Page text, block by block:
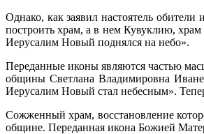
Однако, как заявил настоятель
построить храм, а в нем Кувуклию,
Иерусалим Новый поднялся на небо».
Переданные иконы являются частью
общины Светлана Владимировна
Иерусалим Новый стал небесным».
Сожженный храм, восстановление
общине. Переданная икона Божией